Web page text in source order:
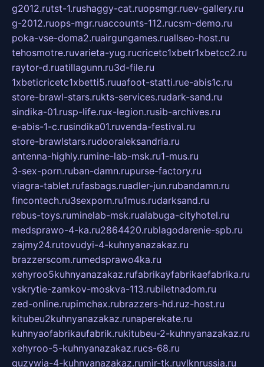
g2012.rutst-1.rushaggy-cat.ruopsmgr.ruev-gallery.ru
g-2012.ruops-mgr.ruaccounts-112.rucsm-demo.ru
poka-vse-doma2.ruairgungames.ruallseo-host.ru
tehosmotre.ruvarieta-yug.rucricetc1xbetr1xbetcc2.ru
raytor-d.ruatillagunn.ru3d-file.ru
1xbeticricetc1xbetti5.ruuafoot-statti.rue-abis1c.ru
store-brawl-stars.rukts-services.rudark-sand.ru
sindika-01.rusp-life.rux-legion.rusib-archives.ru
e-abis-1-c.rusindika01.ruvenda-festival.ru
store-brawlstars.rudooraleksandria.ru
antenna-highly.rumine-lab-msk.ru1-mus.ru
3-sex-porn.ruban-damn.rupurse-factory.ru
viagra-tablet.rufasbags.ruadler-jun.rubandamn.ru
fincontech.ru3sexporn.ru1mus.rudarksand.ru
rebus-toys.ruminelab-msk.rualabuga-cityhotel.ru
medsprawo-4-ka.ru2864420.rublagodarenie-spb.ru
zajmy24.rutovudyi-4-kuhnyanazakaz.ru
brazzerscom.rumedsprawo4ka.ru
xehyroo5kuhnyanazakaz.rufabrikayfabrikaefabrika.ru
vskrytie-zamkov-moskva-113.rubiletnadom.ru
zed-online.rupimchax.rubrazzers-hd.ruz-host.ru
kitubeu2kuhnyanazakaz.runaperekate.ru
kuhnyaofabrikaufabrik.rukitubeu-2-kuhnyanazakaz.ru
xehyroo-5-kuhnyanazakaz.rucs-68.ru
guzywia-4-kuhnyanazakaz.rumir-tk.ruvlknrussia.ru